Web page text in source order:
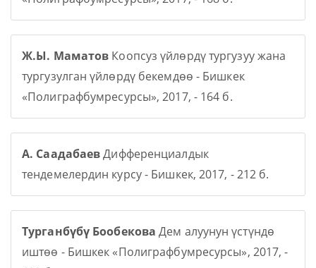
Ж.Ы. Маматов Коопсуз үйлөрдү тургузуу жана
тургузулган үйлөрдү бекемдөө - Бишкек
«Полиграфбумресурсы», 2017, - 164 б.
А. СаадабаевДифференциалдык
тендемелердин курсу - Бишкек, 2017, - 212 б.
Турганбүбү Бообекова Дем алуунун үстүндө
иштөө - Бишкек «Полиграфбумресурсы», 2017, -